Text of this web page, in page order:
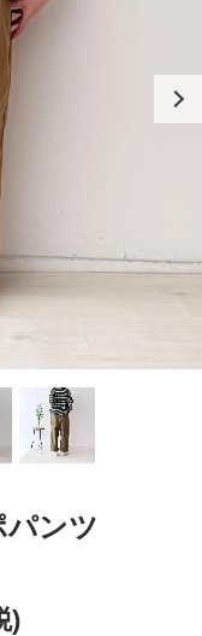
ンツ
)